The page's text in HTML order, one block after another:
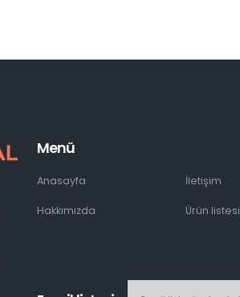
Menü
Anasayfa
Hakkımızda
İletişim
Ürün listesi